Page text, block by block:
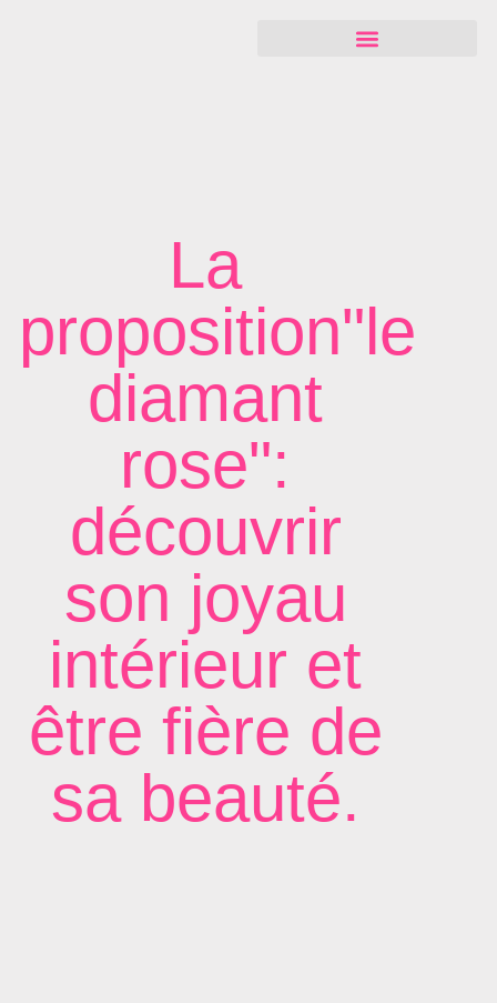
La
proposition"le
diamant
rose":
découvrir
son joyau
intérieur et
être fière de
sa beauté.